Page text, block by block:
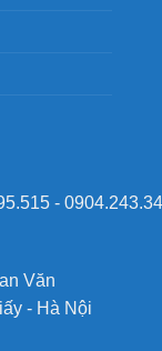
-
Văn
- Hà Nội